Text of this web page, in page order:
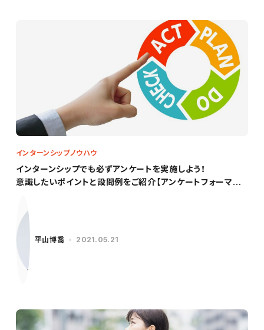
インターンシップでも必ずアンケートを実施しよう！
意識したいポイントと設問例をご紹介【アンケートフォーマッ
インターンシップノウハウ
平山博喬 2021.05.21